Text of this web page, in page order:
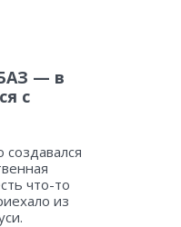
— в
с
что-то
из